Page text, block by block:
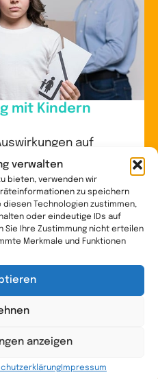
verwalten
bieten, verwenden wir
zu speichern
diesen Technologien zustimmen,
oder eindeutige IDs auf
Sie Ihre Zustimmung nicht erteilen
Merkmale und Funktionen
anzeigen
Impressum
mit Kindern
auf
der Eltern mit dem
tief. Die
auf Kinder, die
kindliche...